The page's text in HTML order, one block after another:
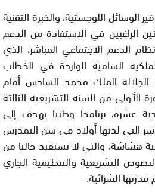
الوسائل اللوجستية، والخبرة التقنية
الراغبين في الاستفادة من الدعم
الدعم الاجتماعي المباشر، الذي
السامية الواردة في الخطاب
الملك محمد السادس أمام
الأولى من السنة التشريعية الثالثة
عشرة، برنامجا وطنيا يهدف إلى
التي لديها أولاد في سن التمدرس
هشاشة، والتي لا تستفيد حاليا من
التشريعية والتنظيمية الجاري
الشرائية.